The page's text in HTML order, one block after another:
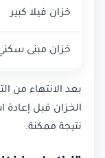
خزان فيلا كبير
خزان مبنى
بعد الانتهاء من
الخزان قبل
نتيجة ممكنة.